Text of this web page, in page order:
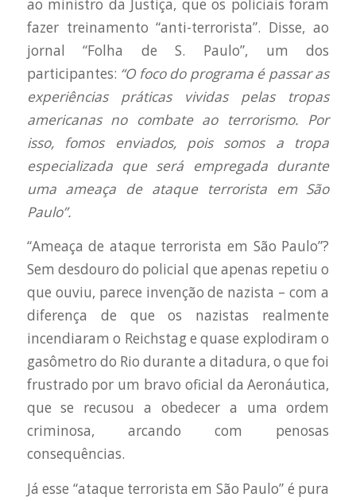
ao ministro da Justiça, que os policiais foram
fazer treinamento “anti-terrorista”. Disse, ao
jornal “Folha de S. Paulo”, um dos
participantes: “O foco do programa é passar as
experiências práticas vividas pelas tropas
americanas no combate ao terrorismo. Por
isso, fomos enviados, pois somos a tropa
especializada que será empregada durante
uma ameaça de ataque terrorista em São
Paulo”.
“Ameaça de ataque terrorista em São Paulo”?
Sem desdouro do policial que apenas repetiu o
que ouviu, parece invenção de nazista – com a
diferença de que os nazistas realmente
incendiaram o Reichstag e quase explodiram o
gasômetro do Rio durante a ditadura, o que foi
frustrado por um bravo oficial da Aeronáutica,
que se recusou a obedecer a uma ordem
criminosa, arcando com penosas
consequências.
Já esse “ataque terrorista em São Paulo” é pura